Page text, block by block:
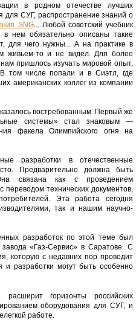
в родном отечестве лучших
для СУГ, распространение знаний о
SNG... Любой советский учебник
нем обязательно описаны такие
для чего нужны... А на практике в
живьем-то и не видел. Для более
пришлось изучать мировой опыт,
том числе попали и в Сиэтл, где
американских коллег из компании
востребованным. Первый же
системы» стал знаковым —
факела Олимпийского огня на
разработки в отечественные
Предварительно должна быть
связана как с проведением
переводом технических документов,
Эта работа сегодня
так и нашим научно-
разработок по этой теме был
«Газ-Сервис» в Саратове. С
которую с недавних пор проводит
и разработки могут быть особенно
горизонты российских
оборудования для СУГ, и
работе.